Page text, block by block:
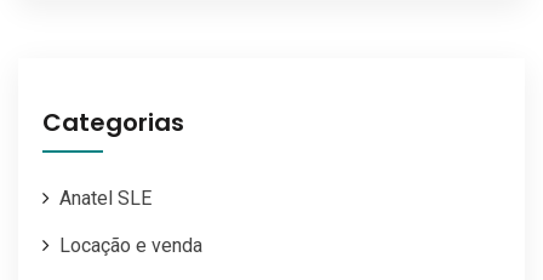
Categorias
Anatel SLE
Locação e venda